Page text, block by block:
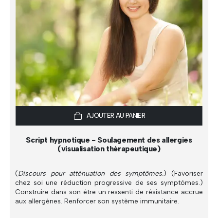
AJOUTER AU PANIER
Script hypnotique - Soulagement des allergies
(visualisation thérapeutique)
(Discours pour atténuation des symptômes.) (Favoriser
chez soi une réduction progressive de ses symptômes.)
Construire dans son être un ressenti de résistance accrue
aux allergènes. Renforcer son système immunitaire.